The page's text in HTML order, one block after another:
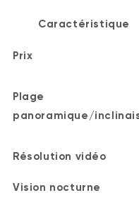
Caractéristique
Prix
Plage
panoramique/
Résolution vidéo
Vision nocturne